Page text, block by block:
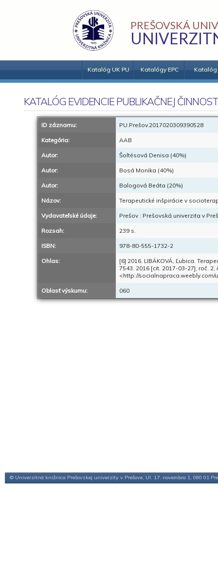
PREŠOVSKÁ
Katalóg UK PU Katalógy EPC Katalóg
KATALÓG EVIDENCIE PUBLIKAČNEJ
ID záznamu: PU.Prešov.2017020309390528
Kategória: AAB
Autor: Šoltésová Denisa (40%)
Autor: Bosá Monika (40%)
Autor: Balogová Beáta (20%)
Názov: Terapeutické inšpirácie v
Vydavateľské údaje: Prešov : Prešovská univerzita v
Rozsah: 239 s.
ISBN: 978-80-555-1732-2
Ohlas:
[6] 2016. LIBÁKOVÁ, Ľubica.
7543. 2016 [cit. 2017-03-27], roč.
<http://
Oblasť výskumu: 060
© Univerzitná knižnica Prešovskej univerzity v Prešove, Ul. 17. novembra 1, 080 01